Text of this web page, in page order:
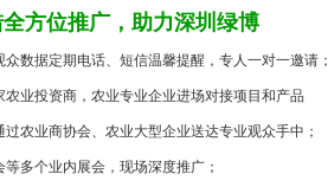
方位推广，助力深圳绿博
众数据定期电话、短信温馨提醒，专人一对一邀请；
农业投资商，农业专业企业进场对接项目和产品
过农业商协会、农业大型企业送达专业观众手中；
多个业内展会，现场深度推广；